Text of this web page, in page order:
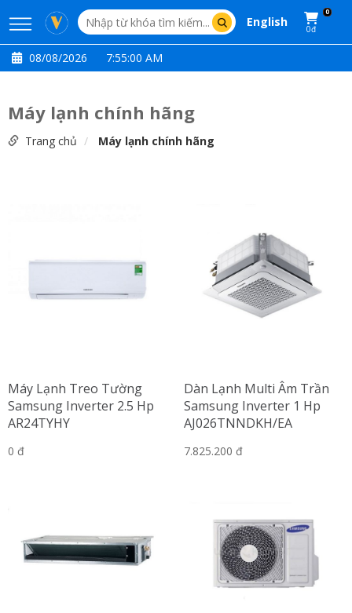
English
0
0đ
08/08/2026 7:55:02 AM
Máy lạnh chính hãng
Trang chủ Máy lạnh chính hãng
Máy Lạnh Treo Tường
Samsung Inverter 2.5 Hp
AR24TYHY
0 đ
Dàn Lạnh Multi Âm Trần
Samsung Inverter 1 Hp
AJ026TNNDKH/EA
7.825.200 đ